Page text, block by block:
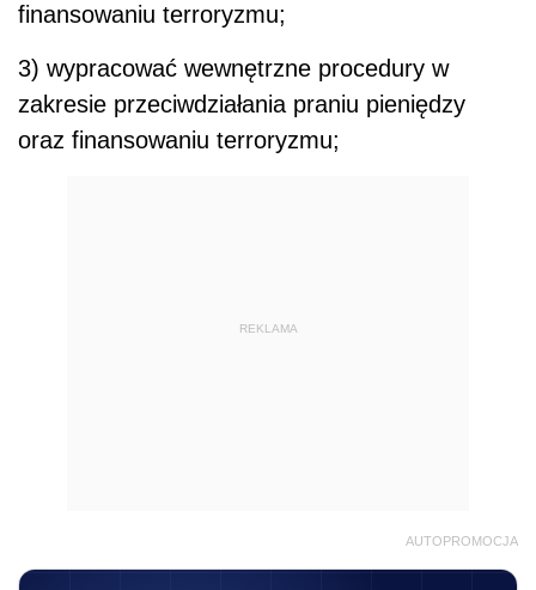
finansowaniu terroryzmu;
3) wypracować wewnętrzne procedury w
zakresie przeciwdziałania praniu pieniędzy
oraz finansowaniu terroryzmu;
REKLAMA
AUTOPROMOCJA